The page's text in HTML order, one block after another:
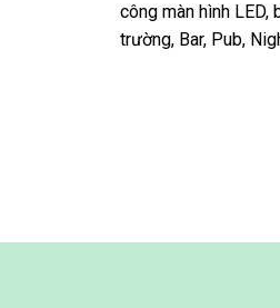
công màn hình LED,
trường, Bar, Pub,